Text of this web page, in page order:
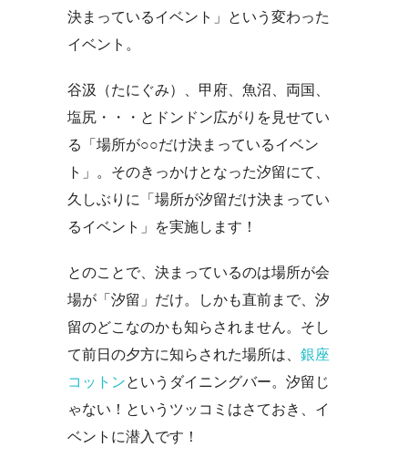
決まっているイベント」という変わった
イベント。
谷汲（たにぐみ）、甲府、魚沼、両国、
塩尻・・・とドンドン広がりを見せてい
る「場所が○○だけ決まっているイベン
ト」。そのきっかけとなった汐留にて、
久しぶりに「場所が汐留だけ決まってい
るイベント」を実施します！
とのことで、決まっているのは場所が会
場が「汐留」だけ。しかも直前まで、汐
留のどこなのかも知らされません。そし
て前日の夕方に知らされた場所は、 銀座
コットンというダイニングバー。汐留じ
ゃない！というツッコミはさておき、イ
ベントに潜入です！